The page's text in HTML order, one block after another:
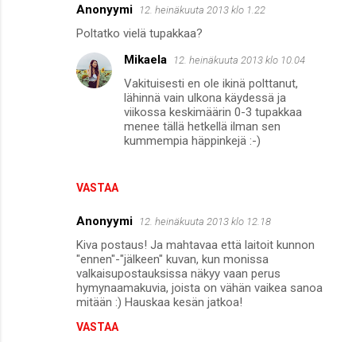
Anonyymi 12. heinäkuuta 2013 klo 1.22
Poltatko vielä tupakkaa?
VASTAA
Mikaela 12. heinäkuuta 2013 klo 10.04
Vakituisesti en ole ikinä polttanut,
lähinnä vain ulkona käydessä ja
viikossa keskimäärin 0-3 tupakkaa
menee tällä hetkellä ilman sen
kummempia häppinkejä :-)
Anonyymi 12. heinäkuuta 2013 klo 12.18
Kiva postaus! Ja mahtavaa että laitoit kunnon
"ennen"-"jälkeen" kuvan, kun monissa
valkaisupostauksissa näkyy vaan perus
hymynaamakuvia, joista on vähän vaikea sanoa
mitään :) Hauskaa kesän jatkoa!
VASTAA